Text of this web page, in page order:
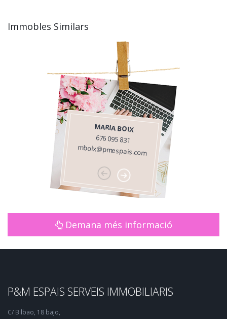
Immobles Similars
MARIA BOIX
676 095 831
mboix@pmespais.com
Demana més informació
P&M ESPAIS SERVEIS IMMOBILIARIS
C/ Bilbao, 18 bajo,